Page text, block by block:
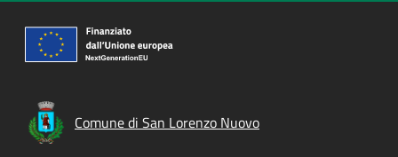
Comune di San Lorenzo Nuovo